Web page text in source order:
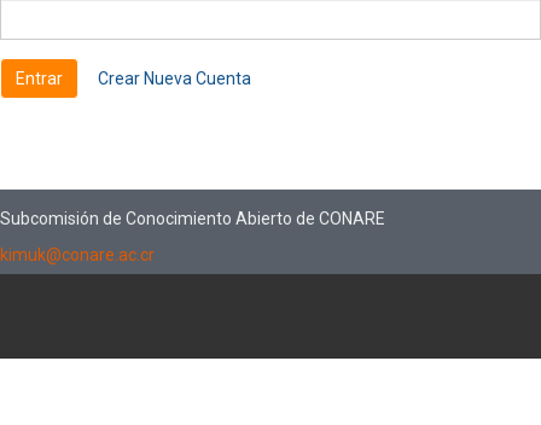
Crear Nueva Cuenta
Subcomisión de Conocimiento Abierto de CONARE
kimuk@conare.ac.cr